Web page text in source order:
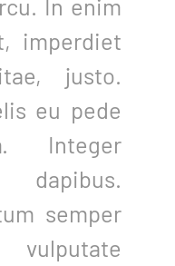
imperdiet
justo.
eu pede
Integer
dapibus.
semper